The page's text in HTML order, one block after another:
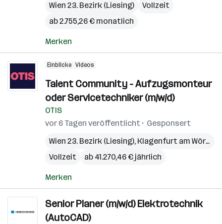
Wien 23. Bezirk (Liesing)
Vollzeit
ab 2.755,26 € monatlich
Merken
Einblicke Videos
Talent Community - Aufzugsmonteur
oder Servicetechniker (m/w/d)
OTIS
vor 6 Tagen veröffentlicht
Gesponsert
Wien 23. Bezirk (Liesing), Klagenfurt am Wörthersee
Vollzeit
ab 41.270,46 € jährlich
Merken
Senior Planer (m/w/d) Elektro­technik
(AutoCAD)